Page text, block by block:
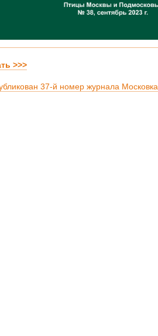
>>>
37-й номер журнала Московка